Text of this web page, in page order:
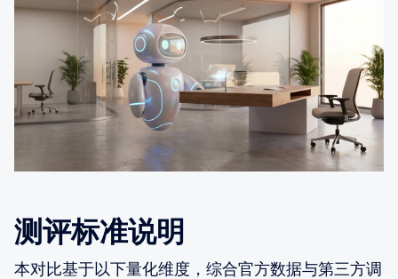
测评标准说明
本对比基于以下量化维度，综合官方数据与第三方调